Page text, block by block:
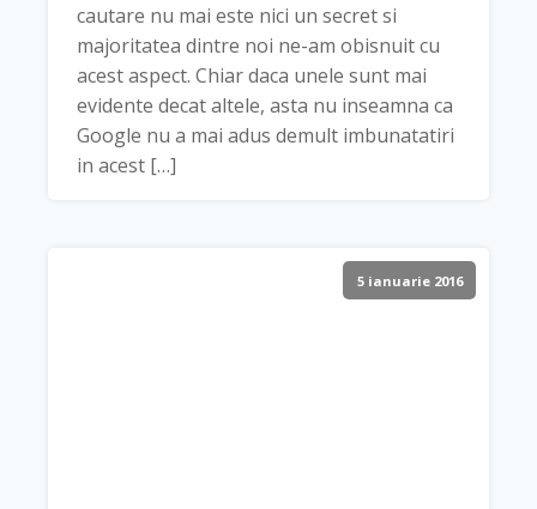
cautare nu mai este nici un secret si
majoritatea dintre noi ne-am obisnuit cu
acest aspect. Chiar daca unele sunt mai
evidente decat altele, asta nu inseamna ca
Google nu a mai adus demult imbunatatiri
in acest […]
5 ianuarie 2016